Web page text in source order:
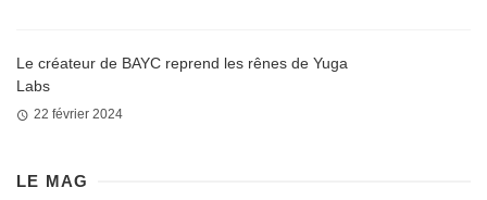
Le créateur de BAYC reprend les rênes de Yuga
Labs
22 février 2024
LE MAG